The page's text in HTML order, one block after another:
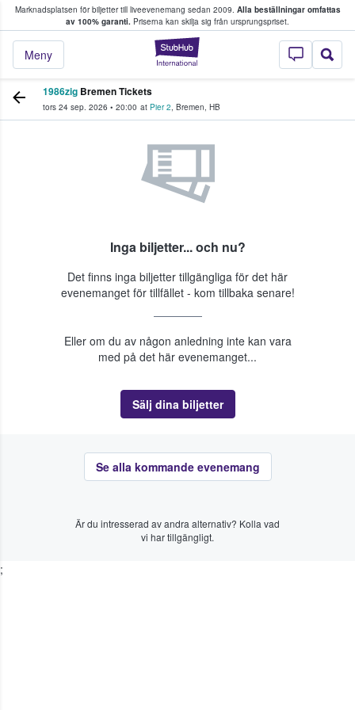
Marknadsplatsen för biljetter till liveevenemang sedan 2009. Alla beställningar omfattas
av 100% garanti. Priserna kan skilja sig från ursprungspriset.
StubHub – där
Meny
köper och säljer biljetter.
1986zig Bremen Tickets
tors 24 sep. 2026 • 20:00 at Pier 2, Bremen, HB
Inga biljetter... och nu?
Det finns inga biljetter tillgängliga för det här
evenemanget för tillfället - kom tillbaka senare!
Eller om du av någon anledning inte kan vara
med på det här evenemanget...
Sälj dina biljetter
Se alla kommande evenemang
Är du intresserad av andra alternativ? Kolla vad
vi har tillgängligt.
;